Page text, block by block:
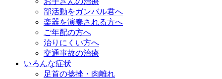
部活動をガンバル君へ
楽器を演奏される方へ
ご年配の方へ
治りにくい方へ
交通事故の治療
いろんな症状
足首の捻挫・肉離れ